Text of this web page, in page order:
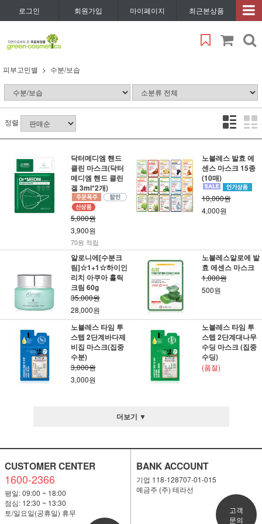
로그인 회원가입 마이페이지 최근본상품
피부고민별 수분/보습
정렬
닥터메디엠 핸드
클린 마스크(닥터
메디엠 핸드 클린
겔 3ml*2개)
5,000원
3,900원
70원 적립
노블레스 발효 에
센스 마스크 15종
(10매)
10,000원
4,000원
알로니에[수분크
림]☆1+1☆하이인
리치 아쿠아 홀릭
크림 60g
35,000원
28,000원
노블레스알로에 발
효 에센스 마스크
1,000원
500원
노블레스 타임 투
스텝 2단계바다제
비집 마스크(집중
수분)
3,000원
3,000원
노블레스 타임 투
스텝 2단계대나무
수딩 마스크 (집중
수딩)
(품절)
더보기 ▼
CUSTOMER CENTER
1600-2366
평일: 09:00 ~ 18:00
점심: 12:30 ~ 13:30
토/일요일(공휴일) 휴무
BANK ACCOUNT
기업 118-128707-01-015
예금주 (주) 테라선
고객
문의